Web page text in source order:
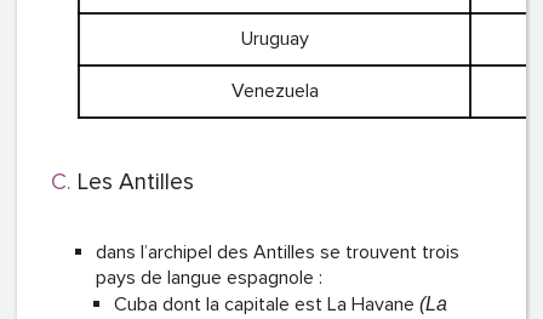
Uruguay
Venezuela
Les Antilles
dans l’archipel des Antilles se trouvent trois
pays de langue espagnole :
Cuba dont la capitale est La Havane (La